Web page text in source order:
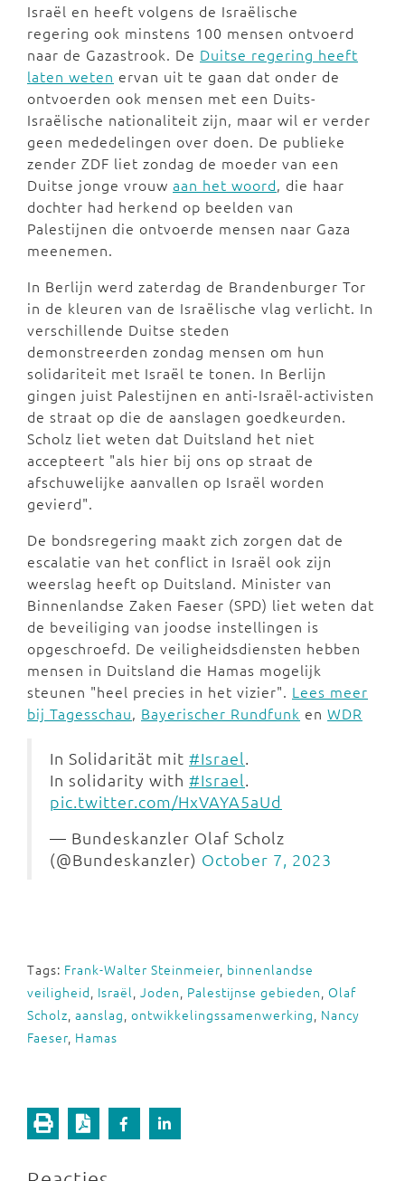
Israël en heeft volgens de Israëlische
regering ook minstens 100 mensen ontvoerd
naar de Gazastrook. De Duitse regering heeft
laten weten ervan uit te gaan dat onder de
ontvoerden ook mensen met een Duits-
Israëlische nationaliteit zijn, maar wil er verder
geen mededelingen over doen. De publieke
zender ZDF liet zondag de moeder van een
Duitse jonge vrouw aan het woord, die haar
dochter had herkend op beelden van
Palestijnen die ontvoerde mensen naar Gaza
meenemen.
In Berlijn werd zaterdag de Brandenburger Tor
in de kleuren van de Israëlische vlag verlicht. In
verschillende Duitse steden
demonstreerden zondag mensen om hun
solidariteit met Israël te tonen. In Berlijn
gingen juist Palestijnen en anti-Israël-activisten
de straat op die de aanslagen goedkeurden.
Scholz liet weten dat Duitsland het niet
accepteert "als hier bij ons op straat de
afschuwelijke aanvallen op Israël worden
gevierd".
De bondsregering maakt zich zorgen dat de
escalatie van het conflict in Israël ook zijn
weerslag heeft op Duitsland. Minister van
Binnenlandse Zaken Faeser (SPD) liet weten dat
de beveiliging van joodse instellingen is
opgeschroefd. De veiligheidsdiensten hebben
mensen in Duitsland die Hamas mogelijk
steunen "heel precies in het vizier". Lees meer
bij Tagesschau, Bayerischer Rundfunk en WDR
In Solidarität mit #Israel.
In solidarity with #Israel.
pic.twitter.com/HxVAYA5aUd
— Bundeskanzler Olaf Scholz
(@Bundeskanzler) October 7, 2023
Tags: Frank-Walter Steinmeier, binnenlandse
veiligheid, Israël, Joden, Palestijnse gebieden, Olaf
Scholz, aanslag, ontwikkelingssamenwerking, Nancy
Faeser, Hamas